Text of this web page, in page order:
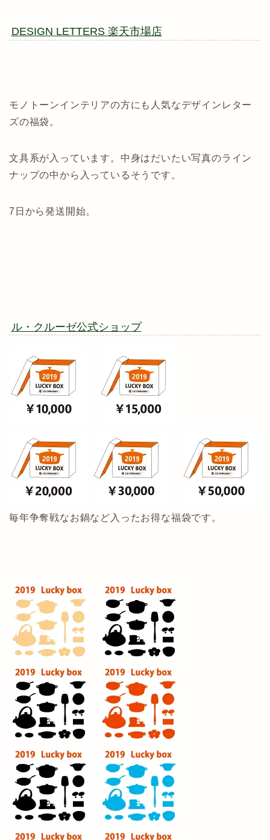
DESIGN LETTERS 楽天市場店
モノトーンインテリアの方にも人気なデザインレター
ズの福袋。
文具系が入っています。中身はだいたい写真のライン
ナップの中から入っているそうです。
7日から発送開始。
ル・クルーゼ公式ショップ
毎年争奪戦なお鍋など入ったお得な福袋です。